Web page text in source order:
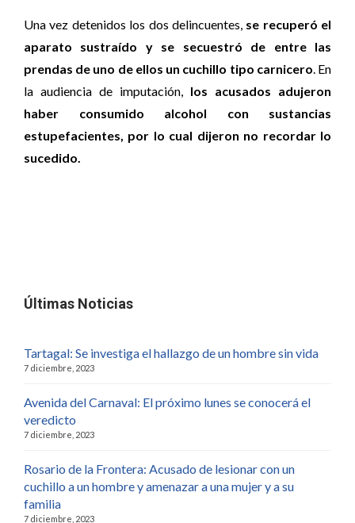
Una vez detenidos los dos delincuentes,se recuperó el
aparato sustraído y se secuestró de entre las
prendas de uno de ellos un cuchillo tipo carnicero. En
la audiencia de imputación, los acusados adujeron
haber consumido alcohol con sustancias
estupefacientes, por lo cual dijeron no recordar lo
sucedido.
Últimas Noticias
Tartagal: Se investiga el hallazgo de un hombre sin vida
7 diciembre, 2023
Avenida del Carnaval: El próximo lunes se conocerá el
veredicto
7 diciembre, 2023
Rosario de la Frontera: Acusado de lesionar con un
cuchillo a un hombre y amenazar a una mujer y a su
familia
7 diciembre, 2023